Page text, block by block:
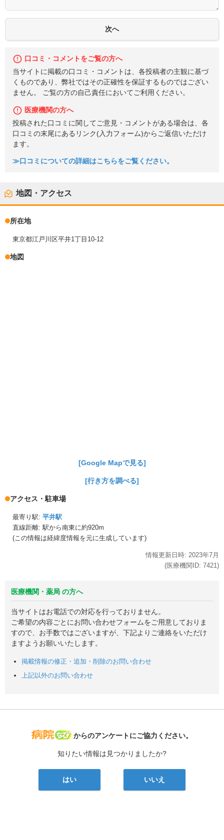
口コミ・コメントをご覧の方へ
当サイトに掲載の口コミ・コメントは、各投稿者の主観に基づ
くものであり、弊社ではその正確性を保証するものではござい
ません。 ご覧の方の自己責任においてご利用ください。
医療機関の方へ
投稿された口コミに関してご意見・コメントがある場合は、各
口コミの末尾にあるリンク(入力フォーム)からご返信いただけ
ます。
≫口コミについての詳細はこちらをご覧ください。
地図・アクセス
所在地
東京都江戸川区平井1丁目10-12
地図
[Google Mapで見る]
[行き方を調べる]
アクセス・駐車場
最寄り駅: 平井駅
直線距離: 駅から南東に約920m
(この情報は経緯度情報を元に生成しています)
情報更新日時: 2023年7月
(医療機関ID: 7421)
医療機関・薬局 の方へ
当サイトはお電話での対応を行っておりません。
ご希望の内容ごとにお問い合わせフォームをご用意しておりま
すので、お手数ではございますが、下記よりご連絡をいただけ
ますようお願いいたします。
掲載情報の修正・追加・削除のお問い合わせ
上記以外のお問い合わせ
病院なび
からのアンケートにご協力ください。
知りたい情報は見つかりましたか?
はい いいえ